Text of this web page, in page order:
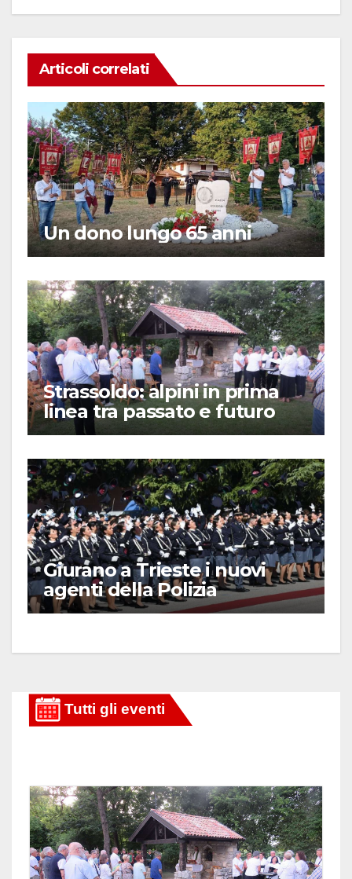
Articoli correlati
Un dono lungo 65 anni
Strassoldo: alpini in prima
linea tra passato e futuro
Giurano a Trieste i nuovi
agenti della Polizia